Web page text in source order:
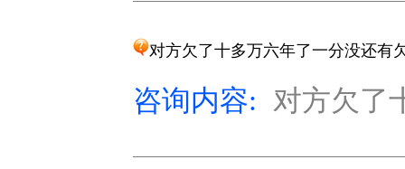
对方欠了十多万六年了一分没还有
咨询内容: 对方欠了